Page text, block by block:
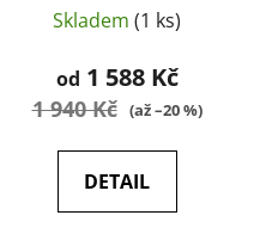
Skladem (1 ks)
od 1 588 Kč
1 940 Kč (až –20 %)
DETAIL